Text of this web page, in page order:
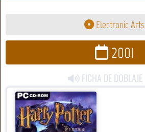
Electronic Arts
2001
FICHA DE DOBLAJE